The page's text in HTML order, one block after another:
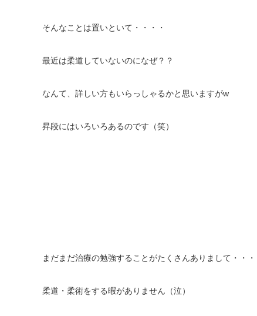
そんなことは置いといて・・・・
最近は柔道していないのになぜ？？
なんて、詳しい方もいらっしゃるかと思いますがw
昇段にはいろいろあるのです（笑）
まだまだ治療の勉強することがたくさんありまして・・・
柔道・柔術をする暇がありません（泣）